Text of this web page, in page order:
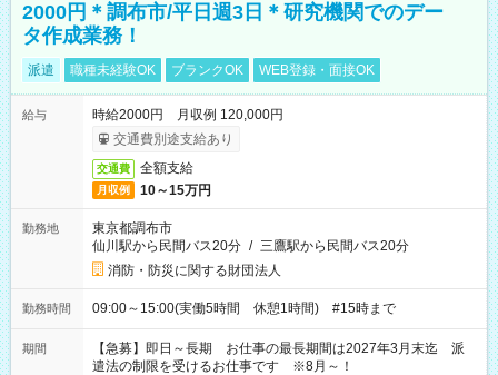
2000円＊調布市/平日週3日＊研究機関でのデー
タ作成業務！
派遣 職種未経験OK ブランクOK WEB登録・面接OK
給与
時給2000円 月収例 120,000円
交通費別途支給あり
交通費 全額支給
月収例 10～15万円
勤務地
東京都調布市
仙川駅から民間バス20分 / 三鷹駅から民間バス20分
消防・防災に関する財団法人
勤務時間 09:00～15:00(実働5時間 休憩1時間) #15時まで
期間
【急募】即日～長期 お仕事の最長期間は2027年3月末迄 派
遣法の制限を受けるお仕事です ※8月～！